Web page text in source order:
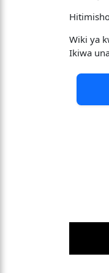
​Wiki ya
Ikiwa